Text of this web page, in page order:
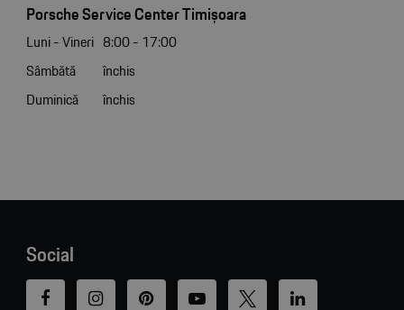
Porsche Service Center Timișoara
Luni - Vineri 8:00 - 17:00
Sâmbătă
închis
Duminică
închis
Social